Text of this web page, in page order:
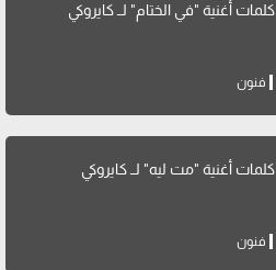
كلمات أغنية "في الختام" لــ كايروكي
فنون
كلمات أغنية "مت ليه" لــ كايروكي
فنون